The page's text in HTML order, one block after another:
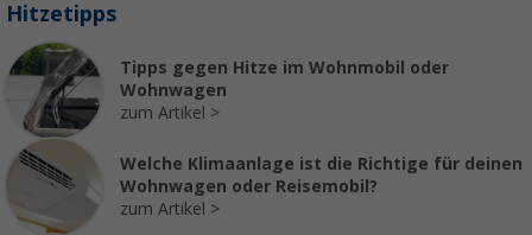
Hitzetipps
Tipps gegen Hitze im Wohnmobil oder
Wohnwagen
zum Artikel
Welche Klimaanlage ist die Richtige für deinen
Wohnwagen oder Reisemobil?
zum Artikel